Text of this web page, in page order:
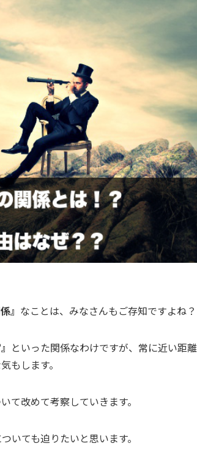
』 なことは、みなさんもご存知ですよね？
といった関係なわけですが、常に近い距離
もします。
て改めて考察していきます。
いても迫りたいと思います。